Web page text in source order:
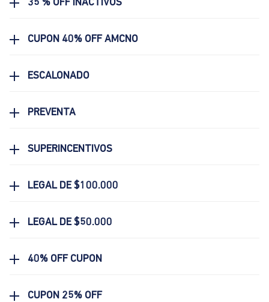
35 % OFF INACTIVOS
CUPON 40% OFF AMCNO
ESCALONADO
PREVENTA
SUPERINCENTIVOS
LEGAL DE $100.000
LEGAL DE $50.000
40% OFF CUPON
CUPON 25% OFF